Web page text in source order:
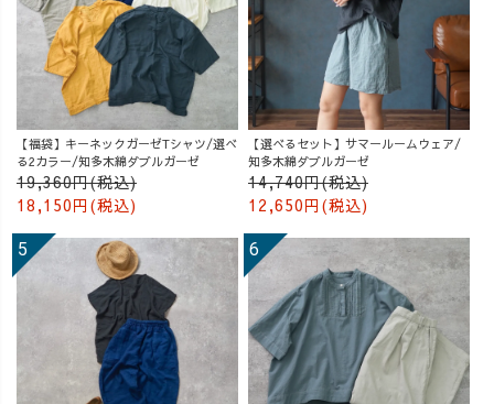
【福袋】キーネックガーゼTシャツ/選べ
る2カラー/知多木綿ダブルガーゼ
19,360円(税込)
18,150円(税込)
【選べるセット】サマールームウェア/
知多木綿ダブルガーゼ
14,740円(税込)
12,650円(税込)